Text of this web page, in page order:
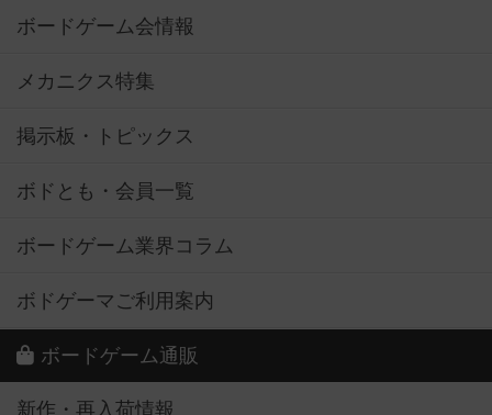
ボードゲーム会情報
メカニクス特集
掲示板・トピックス
ボドとも・会員一覧
ボードゲーム業界コラム
ボドゲーマご利用案内
ボードゲーム通販
新作・再入荷情報